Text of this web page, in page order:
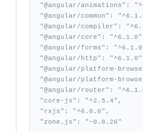
"@angular/animations":
"@angular/common":
"@angular/compiler":
"@angular/core":
"@angular/forms":
"@angular/http":
"@angular/platform-
"@angular/platform-
"@angular/router":
"core-js": "^2.5.4",
"rxjs": "^6.0.0",
"zone.js": "~0.8.26"